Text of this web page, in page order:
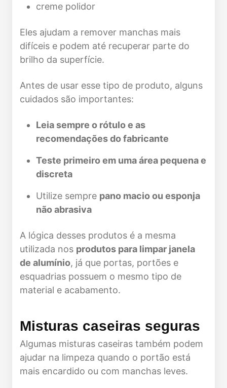
creme polidor
Eles ajudam a remover manchas mais
difíceis e podem até recuperar parte do
brilho da superfície.
Antes de usar esse tipo de produto, alguns
cuidados são importantes:
Leia sempre o rótulo e as
recomendações do fabricante
Teste primeiro em uma área pequena e
discreta
Utilize sempre pano macio ou esponja
não abrasiva
A lógica desses produtos é a mesma
utilizada nos produtos para limpar janela
de alumínio, já que portas, portões e
esquadrias possuem o mesmo tipo de
material e acabamento.
Misturas caseiras seguras
Algumas misturas caseiras também podem
ajudar na limpeza quando o portão está
mais encardido ou com manchas leves.